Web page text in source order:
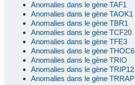
Anomalies dans le gène TAF1
Anomalies dans le gène TAOK1
Anomalies dans le gène TBR1
Anomalies dans le gène TCF20
Anomalies dans le gène TFE3
Anomalies dans le gène THOC6
Anomalies dans le gène TRIO
Anomalies dans le gène TRIP12
Anomalies dans le gène TRRAP